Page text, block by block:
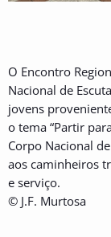
O Encontro
Nacional de
jovens
o tema “Partir
Corpo Nacional
aos caminheiros
e serviço.
© J.F. Murtosa